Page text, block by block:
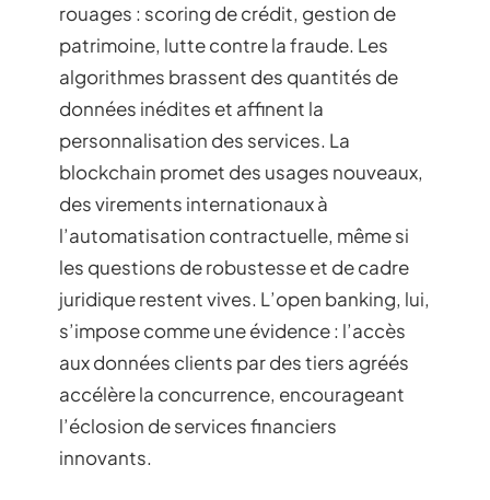
rouages : scoring de crédit, gestion de
patrimoine, lutte contre la fraude. Les
algorithmes brassent des quantités de
données inédites et affinent la
personnalisation des services. La
blockchain promet des usages nouveaux,
des virements internationaux à
l’automatisation contractuelle, même si
les questions de robustesse et de cadre
juridique restent vives. L’open banking, lui,
s’impose comme une évidence : l’accès
aux données clients par des tiers agréés
accélère la concurrence, encourageant
l’éclosion de services financiers
innovants.